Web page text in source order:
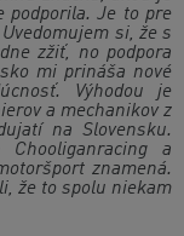
podporila. Je to pre
si, že s
zžiť, no podpora
mi prináša nové
Výhodou je
a mechanikov z
na Slovensku.
a
znamená.
že to spolu niekam